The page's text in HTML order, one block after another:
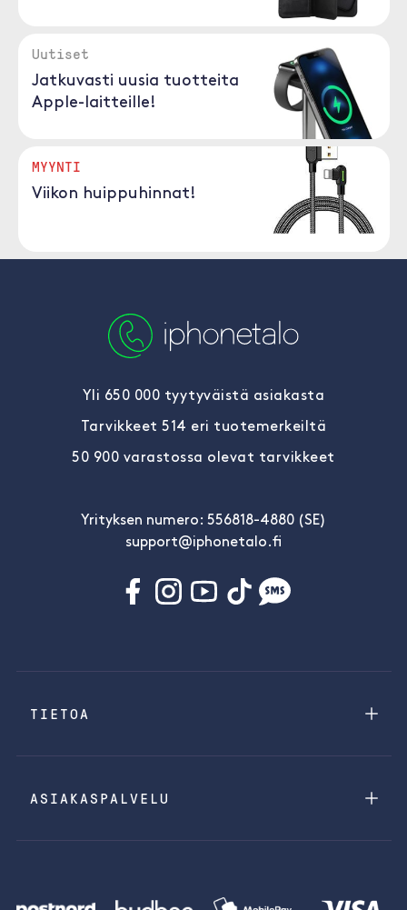
Uutiset
Jatkuvasti uusia tuotteita
Apple-laitteille!
MYYNTI
Viikon huippuhinnat!
Yli 650 000 tyytyväistä asiakasta
Tarvikkeet 514 eri tuotemerkeiltä
50 900 varastossa olevat tarvikkeet
Yrityksen numero: 556818-4880 (SE)
support@iphonetalo.fi
TIETOA
ASIAKASPALVELU